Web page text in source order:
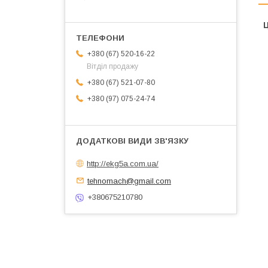
+380 (67) 520-16-22
Вітділ продажу
+380 (67) 521-07-80
+380 (97) 075-24-74
http://ekg5a.com.ua/
tehnomach@gmail.com
+380675210780